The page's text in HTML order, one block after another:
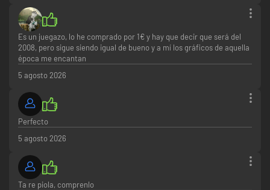
Es un juegazo, lo he comprado por 1€ y hay que decir que será del
2008, pero sigue siendo igual de bueno y a mí los gráficos de aquella
época me encantan
5 agosto 2026
Perfecto
5 agosto 2026
Ta re piola, comprenlo